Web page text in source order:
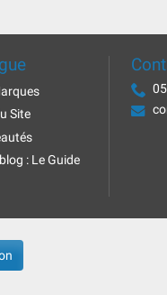
Site
: Le Guide